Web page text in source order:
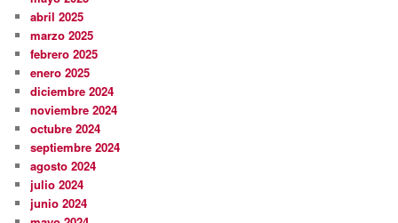
abril 2025
marzo 2025
febrero 2025
enero 2025
diciembre 2024
noviembre 2024
octubre 2024
septiembre 2024
agosto 2024
julio 2024
junio 2024